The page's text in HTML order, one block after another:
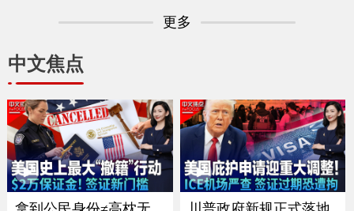
史上最大规模！司法部
籍｜非法移民船只船英
吉利海峡起火 157人获
救《中文正点》26.8.4
换来参院支持｜国安部
离《中文正点》26.8.3
更多
中文焦点